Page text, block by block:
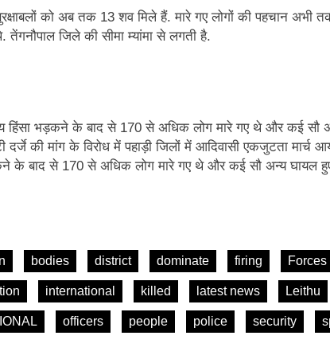
को अब तक 13 शव मिले हैं. मारे गए लोगों की पहचान अभी
तेंगनौपाल जिले की सीमा म्यांमा से लगती है.
हिंसा भड़कने के बाद से 170 से अधिक लोग मारे गए थे और कई सौ
की मांग के विरोध में पहाड़ी जिलों में आदिवासी एकजुटता मार्च
के बाद से 170 से अधिक लोग मारे गए थे और कई सौ अन्य घायल
bodies district dominate firing Forces
international killed latest news Leithu
officers people police security